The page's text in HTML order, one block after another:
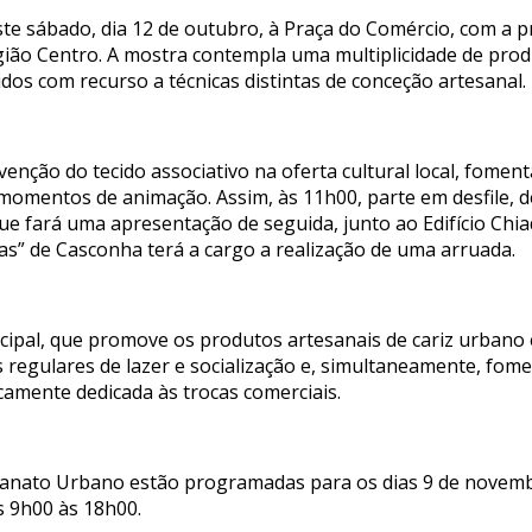
sábado, dia 12 de outubro, à Praça do Comércio, com a
Centro. A mostra contempla uma multiplicidade de
com recurso a técnicas distintas de conceção artesanal.
do tecido associativo na oferta cultural local,
de animação. Assim, às 11h00, parte em desfile,
fará uma apresentação de seguida, junto ao Edifício
de Casconha terá a cargo a realização de uma arruada.
que promove os produtos artesanais de cariz
de lazer e socialização e, simultaneamente,
dedicada às trocas comerciais.
Urbano estão programadas para os dias 9 de
às 18h00.